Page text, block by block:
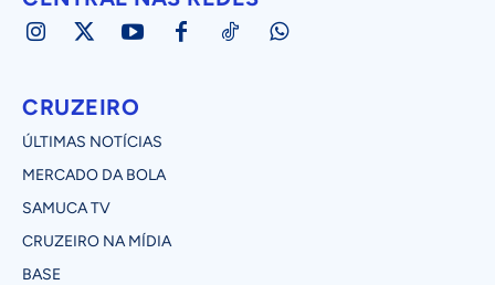
CRUZEIRO
ÚLTIMAS NOTÍCIAS
MERCADO DA BOLA
SAMUCA TV
CRUZEIRO NA MÍDIA
BASE